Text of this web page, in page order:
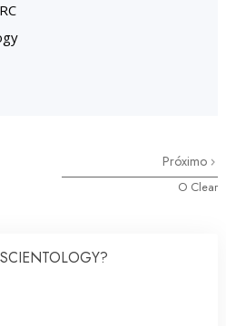
Próximo
O Clear